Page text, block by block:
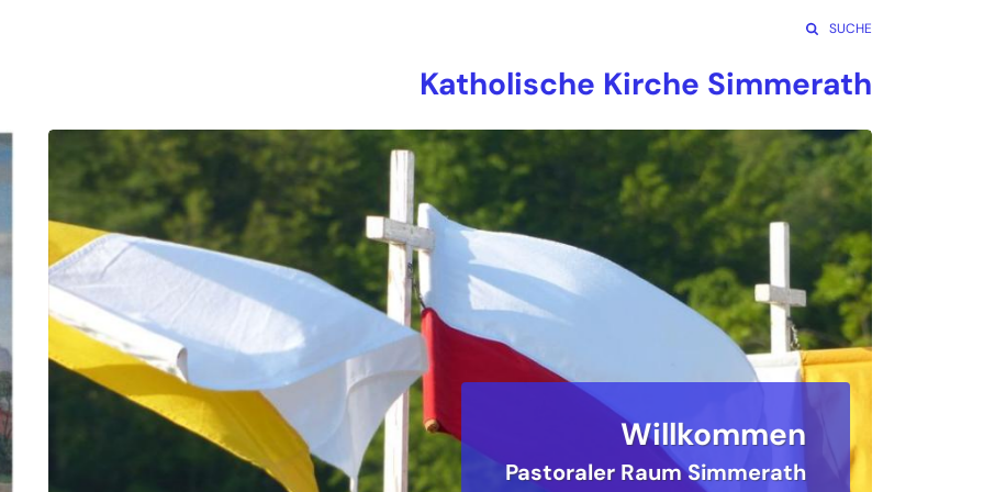
SUCHE
Katholische Kirche Simmerath
Willkommen
Pastoraler Raum Simmerath